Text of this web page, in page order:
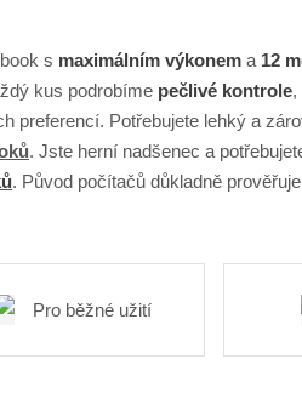
s maximálním výkonem a 12
kus podrobíme pečlivé kontrole,
preferencí. Potřebujete lehký a
. Jste herní nadšenec a
. Původ počítačů důkladně
Pro běžné užití